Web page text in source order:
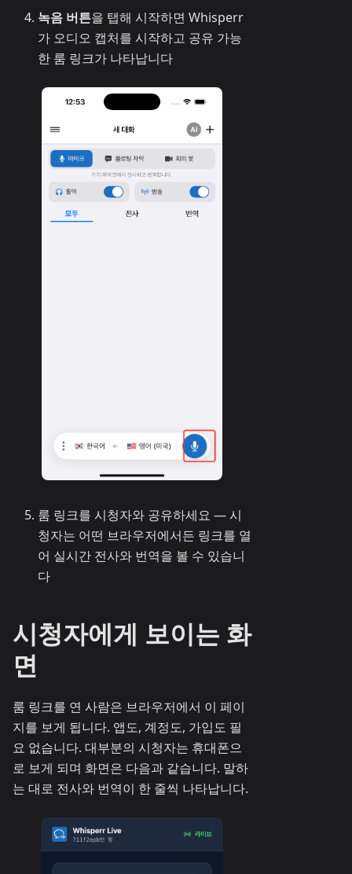
녹음 버튼을 탭해 시작하면 Whisperr
가 오디오 캡처를 시작하고 공유 가능
한 룸 링크가 나타납니다
룸 링크를 시청자와 공유하세요 — 시
청자는 어떤 브라우저에서든 링크를 열
어 실시간 전사와 번역을 볼 수 있습니
다
시청자에게 보이는 화
면
룸 링크를 연 사람은 브라우저에서 이 페이
지를 보게 됩니다. 앱도, 계정도, 가입도 필
요 없습니다. 대부분의 시청자는 휴대폰으
로 보게 되며 화면은 다음과 같습니다. 말하
는 대로 전사와 번역이 한 줄씩 나타납니다.